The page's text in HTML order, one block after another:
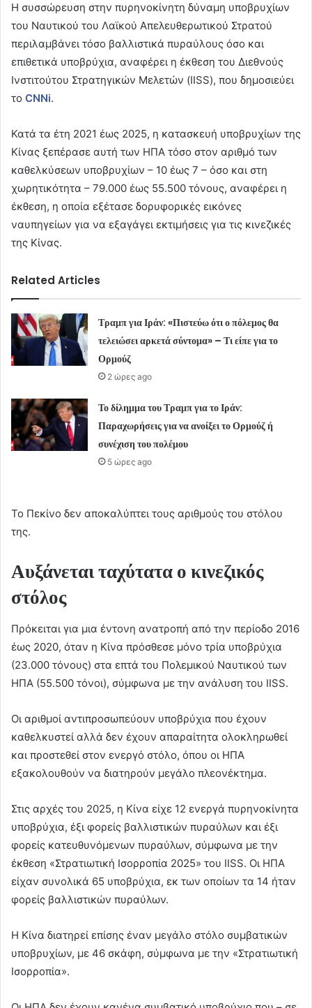
Η συσσώρευση στην πυρηνοκίνητη δύναμη υποβρυχίων
του Ναυτικού του Λαϊκού Απελευθερωτικού Στρατού
περιλαμβάνει τόσο βαλλιστικά πυραύλους όσο και
επιθετικά υποβρύχια, αναφέρει η έκθεση του Διεθνούς
Ινστιτούτου Στρατηγικών Μελετών (IISS), που δημοσιεύει
το CNNi.
Κατά τα έτη 2021 έως 2025, η κατασκευή υποβρυχίων της
Κίνας ξεπέρασε αυτή των ΗΠΑ τόσο στον αριθμό των
καθελκύσεων υποβρυχίων – 10 έως 7 – όσο και στη
χωρητικότητα – 79.000 έως 55.500 τόνους, αναφέρει η
έκθεση, η οποία εξέτασε δορυφορικές εικόνες
ναυπηγείων για να εξαγάγει εκτιμήσεις για τις κινεζικές
της Κίνας.
Related Articles
Τραμπ για Ιράν: «Πιστεύω ότι ο πόλεμος θα
τελειώσει αρκετά σύντομα» – Τι είπε για το
Ορμούζ
2 ώρες ago
Το δίλημμα του Τραμπ για το Ιράν:
Παραχωρήσεις για να ανοίξει το Ορμούζ ή
συνέχιση του πολέμου
5 ώρες ago
Το Πεκίνο δεν αποκαλύπτει τους αριθμούς του στόλου
της.
Αυξάνεται ταχύτατα ο κινεζικός
στόλος
Πρόκειται για μια έντονη ανατροπή από την περίοδο 2016
έως 2020, όταν η Κίνα πρόσθεσε μόνο τρία υποβρύχια
(23.000 τόνους) στα επτά του Πολεμικού Ναυτικού των
ΗΠΑ (55.500 τόνοι), σύμφωνα με την ανάλυση του IISS.
Οι αριθμοί αντιπροσωπεύουν υποβρύχια που έχουν
καθελκυστεί αλλά δεν έχουν απαραίτητα ολοκληρωθεί
και προστεθεί στον ενεργό στόλο, όπου οι ΗΠΑ
εξακολουθούν να διατηρούν μεγάλο πλεονέκτημα.
Στις αρχές του 2025, η Κίνα είχε 12 ενεργά πυρηνοκίνητα
υποβρύχια, έξι φορείς βαλλιστικών πυραύλων και έξι
φορείς κατευθυνόμενων πυραύλων, σύμφωνα με την
έκθεση «Στρατιωτική Ισορροπία 2025» του IISS. Οι ΗΠΑ
είχαν συνολικά 65 υποβρύχια, εκ των οποίων τα 14 ήταν
φορείς βαλλιστικών πυραύλων.
Η Κίνα διατηρεί επίσης έναν μεγάλο στόλο συμβατικών
υποβρυχίων, με 46 σκάφη, σύμφωνα με την «Στρατιωτική
Ισορροπία».